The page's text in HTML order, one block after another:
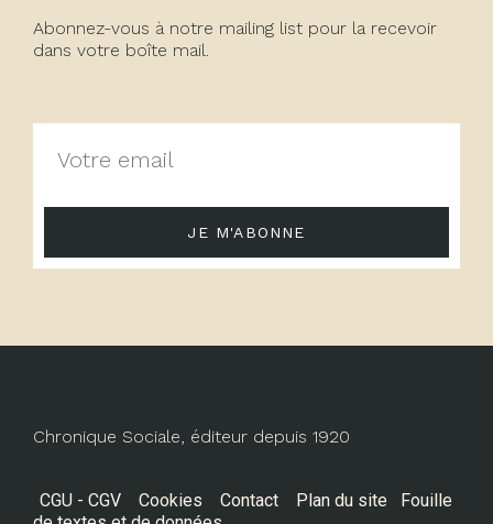
Abonnez-vous à notre mailing list pour la recevoir
dans votre boîte mail.
JE M'ABONNE
Chronique Sociale, éditeur depuis 1920
CGU - CGV Cookies Contact Plan du site
Fouille